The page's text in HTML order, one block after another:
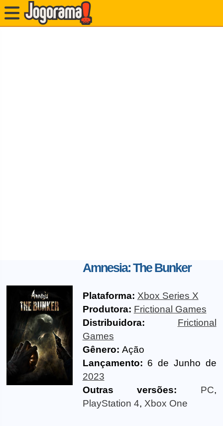
Amnesia: The Bunker
Plataforma: Xbox Series X
Produtora: Frictional Games
Distribuidora:
Frictional
Games
Gênero: Ação
Lançamento: 6 de Junho de
2023
Outras versões:
PC,
PlayStation 4, Xbox One